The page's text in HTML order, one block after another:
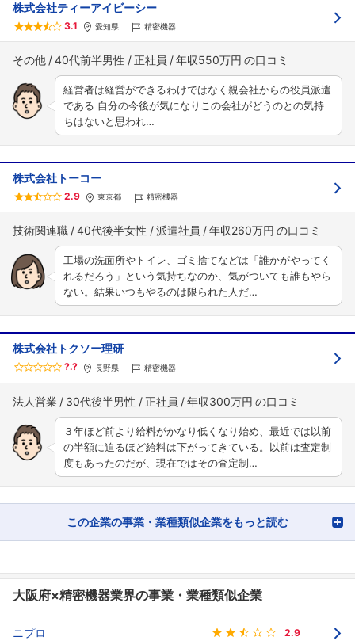
株式会社ティーアイビーシー
3.1 愛知県 精密機器
その他 40代前半男性 正社員 年収550万円
経営者は経営ができるわけではなく親会社からの役員派遣
である 自分の今後が気になりこの会社がどうのとの気持
ちはないと思われ…
株式会社トーコー
2.9 東京都 精密機器
技術関連職 40代後半女性 派遣社員 年収260万円
工場の洗面所やトイレ、ゴミ捨てなどは「誰かがやってく
れるだろう」という気持ちなのか、気がついても誰もやら
ない。結果いつもやるのは限られた人だ…
株式会社トクソー理研
?.? 長野県 精密機器
法人営業 30代後半男性 正社員 年収300万円
３年ほど前より給料がかなり低くなり始め、最近では以前
の半額に迫るほど給料は下がってきている。以前は査定制
度もあったのだが、現在ではその査定制…
この企業の事業・業種類似企業をもっと読む
大阪府×精密機器業界の事業・業種類似企業
ニプロ 2.9